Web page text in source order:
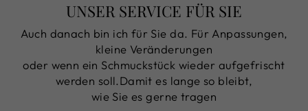
UNSER SERVICE FÜR SIE
Auch danach bin ich für Sie da. Für Anpassungen,
kleine Veränderungen
oder wenn ein Schmuckstück wieder aufgefrischt
werden soll.Damit es lange so bleibt,
wie Sie es gerne tragen